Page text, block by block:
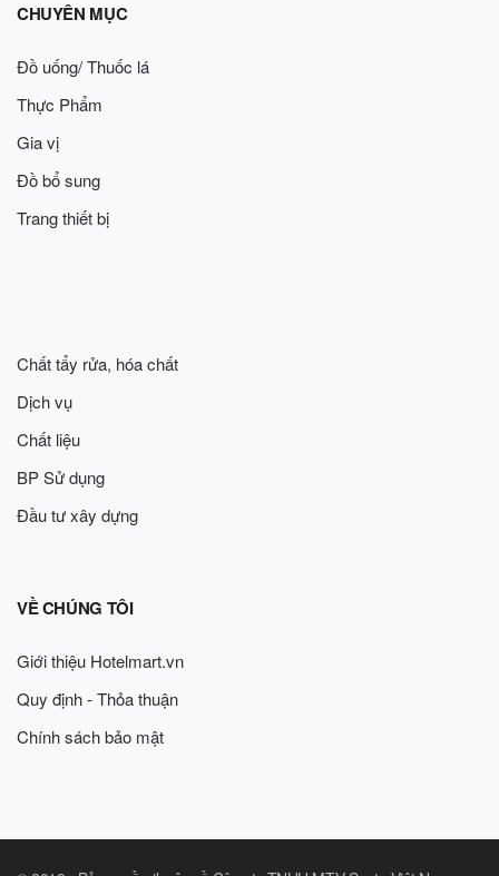
CHUYÊN MỤC
Đồ uống/ Thuốc lá
Thực Phẩm
Gia vị
Đồ bổ sung
Trang thiết bị
Chất tẩy rửa, hóa chất
Dịch vụ
Chất liệu
BP Sử dụng
Đầu tư xây dựng
VỀ CHÚNG TÔI
Giới thiệu Hotelmart.vn
Quy định - Thỏa thuận
Chính sách bảo mật